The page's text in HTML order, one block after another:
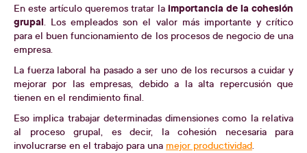
En este artículo queremos tratar la importancia de la cohesión
grupal. Los empleados son el valor más importante y crítico
para el buen funcionamiento de los procesos de negocio de una
empresa.
La fuerza laboral ha pasado a ser uno de los recursos a cuidar y
mejorar por las empresas, debido a la alta repercusión que
tienen en el rendimiento final.
Eso implica trabajar determinadas dimensiones como la relativa
al proceso grupal, es decir, la cohesión necesaria para
involucrarse en el trabajo para una mejor productividad.